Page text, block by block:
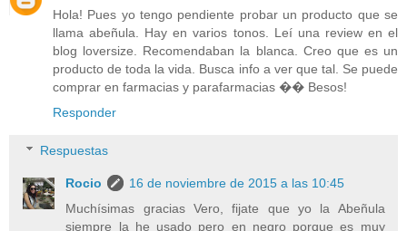
Hola! Pues yo tengo pendiente probar un producto que se
llama abeñula. Hay en varios tonos. Leí una review en el
blog loversize. Recomendaban la blanca. Creo que es un
producto de toda la vida. Busca info a ver que tal. Se puede
comprar en farmacias y parafarmacias �� Besos!
Responder
Respuestas
Rocio
16 de noviembre de 2015 a las 10:45
Muchísimas gracias Vero, fijate que yo la Abeñula
siempre la he usado pero en negro porque es muy